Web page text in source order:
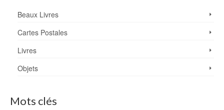
Beaux Livres
Cartes Postales
Livres
Objets
Mots clés